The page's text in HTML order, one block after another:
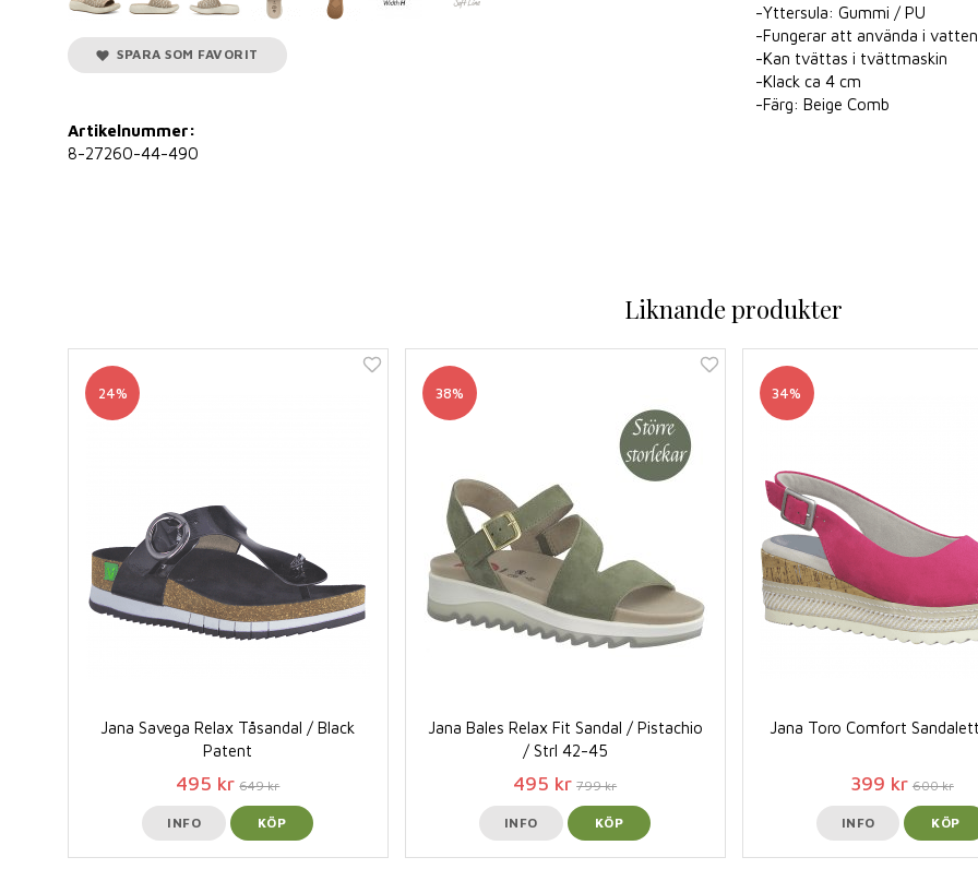
-Yttersula: Gummi / PU
-Fungerar att använda i
-Kan tvättas i tvättmaskin
-Klack ca 4 cm
-Färg: Beige Comb
SPARA SOM FAVORIT
Artikelnummer:
8-27260-44-490
Liknande produkter
24%
Jana Savega Relax Tåsandal / Black
Patent
495 kr 649 kr
INFO KÖP
38%
Jana Bales Relax Fit Sandal / Pistachio
/ Strl 42-45
495 kr 799 kr
INFO KÖP
34%
Jana Toro Comfort
399 kr 600 kr
INFO KÖP